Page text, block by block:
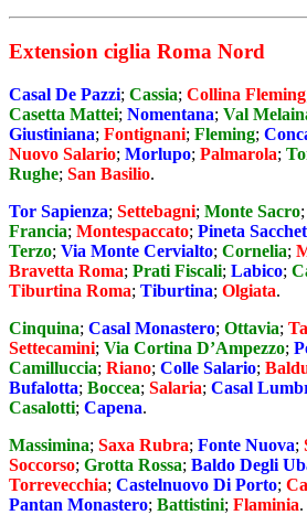
Extension ciglia Roma Nord
Casal De Pazzi; Cassia; Collina Fleming
Casetta Mattei; Nomentana; Val
Giustiniana; Fontignani; Fleming;
Nuovo Salario; Morlupo; Palmarola;
Rughe; San Basilio.
Tor Sapienza; Settebagni; Monte Sacro;
Francia; Montespaccato; Pineta
Terzo; Via Monte Cervialto; Cornelia;
Bravetta Roma; Prati Fiscali; Labico;
Tiburtina Roma; Tiburtina; Olgiata.
Cinquina; Casal Monastero; Ottavia;
Settecamini; Via Cortina D’Ampezzo;
Camilluccia; Riano; Colle Salario;
Bufalotta; Boccea; Salaria; Casal
Casalotti; Capena.
Massimina; Saxa Rubra; Fonte Nuova;
Soccorso; Grotta Rossa; Baldo Degli
Torrevecchia; Castelnuovo Di Porto;
Pantan Monastero; Battistini; Flaminia.